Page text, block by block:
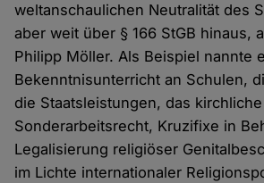
weltanschaulichen Neutralität des
aber weit über § 166 StGB hinaus,
Philipp Möller. Als Beispiel nannte
Bekenntnisunterricht an Schulen,
die Staatsleistungen, das kirchliche
Sonderarbeitsrecht, Kruzifixe in
Legalisierung religiöser
im Lichte internationaler